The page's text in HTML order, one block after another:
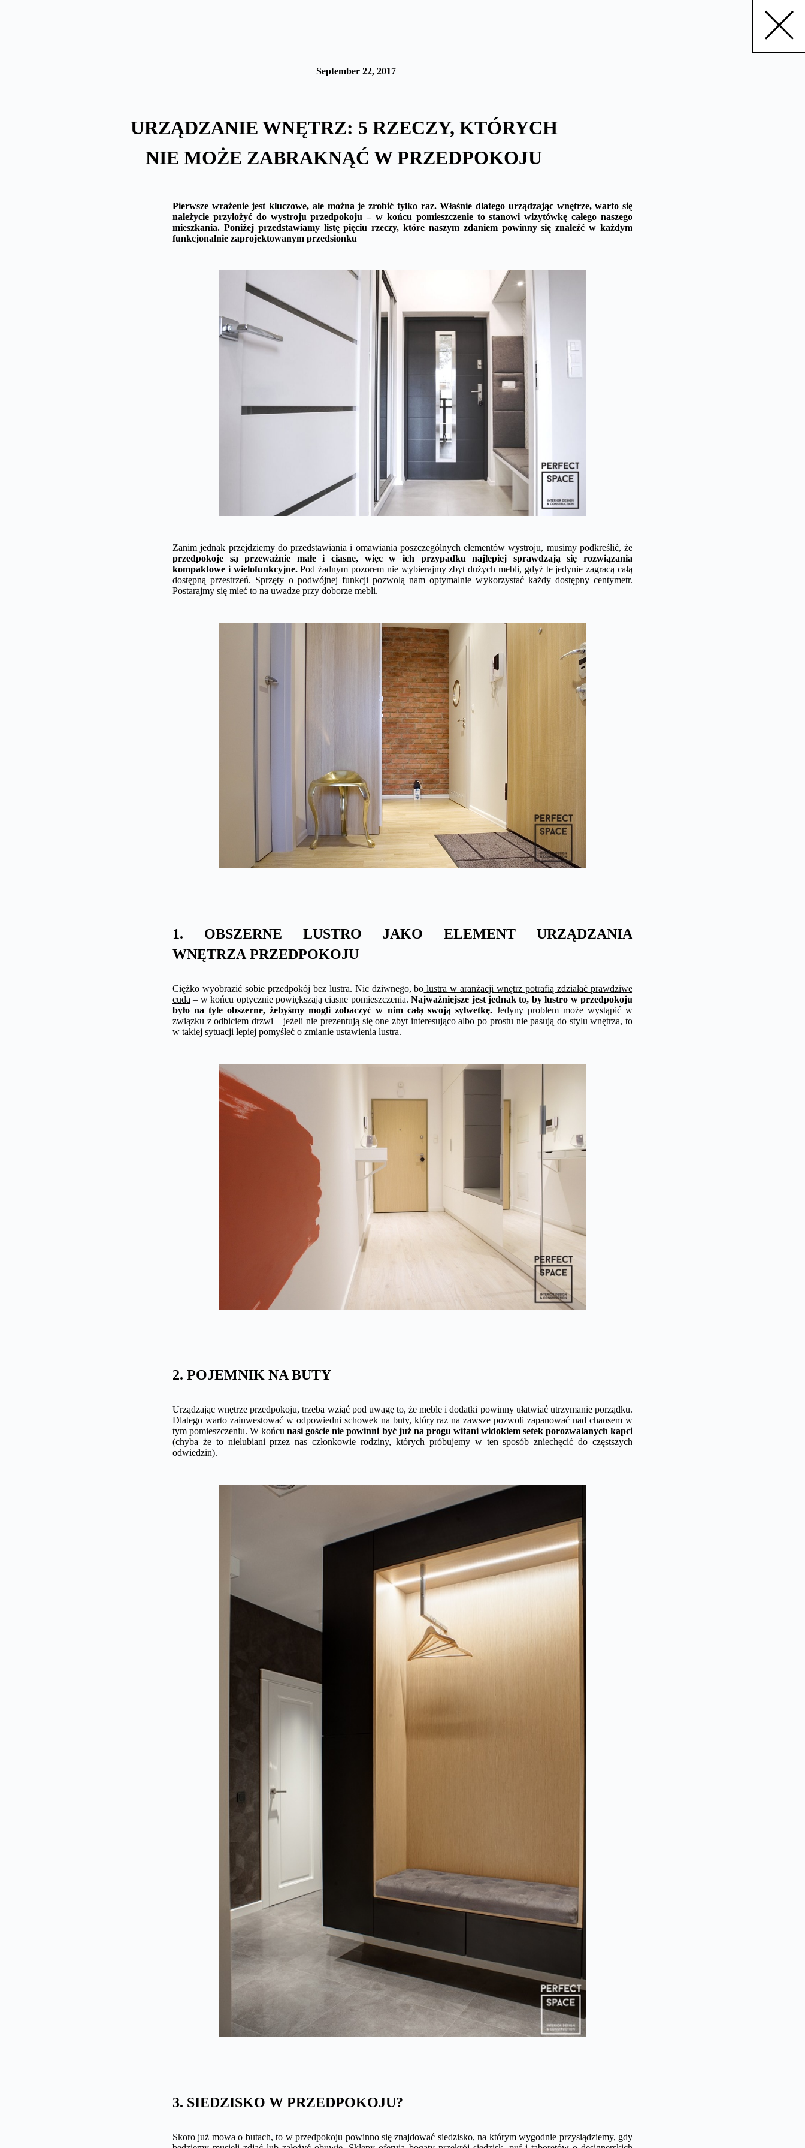
September 22, 2017
URZĄDZANIE WNĘTRZ: 5 RZECZY, KTÓRYCH
NIE MOŻE ZABRAKNĄĆ W PRZEDPOKOJU
Pierwsze wrażenie jest kluczowe, ale można je zrobić tylko raz. Właśnie dlatego urządzając wnętrze, warto się
należycie przyłożyć do wystroju przedpokoju – w końcu pomieszczenie to stanowi wizytówkę całego naszego
mieszkania. Poniżej przedstawiamy listę pięciu rzeczy, które naszym zdaniem powinny się znaleźć w każdym
funkcjonalnie zaprojektowanym przedsionku
Zanim jednak przejdziemy do przedstawiania i omawiania poszczególnych elementów wystroju, musimy podkreślić, że
przedpokoje są przeważnie małe i ciasne, więc w ich przypadku najlepiej sprawdzają się rozwiązania
kompaktowe i wielofunkcyjne.Pod żadnym pozorem nie wybierajmy zbyt dużych mebli, gdyż te jedynie zagracą całą
dostępną przestrzeń. Sprzęty o podwójnej funkcji pozwolą nam optymalnie wykorzystać każdy dostępny centymetr.
Postarajmy się mieć to na uwadze przy doborze mebli.
1. OBSZERNE LUSTRO JAKO ELEMENT URZĄDZANIA
WNĘTRZA PRZEDPOKOJU
Ciężko wyobrazić sobie przedpokój bez lustra. Nic dziwnego, bo lustra w aranżacji wnętrz potrafią zdziałać prawdziwe
cuda – w końcu optycznie powiększają ciasne pomieszczenia.Najważniejsze jest jednak to, by lustro w przedpokoju
było na tyle obszerne, żebyśmy mogli zobaczyć w nim całą swoją sylwetkę.Jedyny problem może wystąpić w
związku z odbiciem drzwi – jeżeli nie prezentują się one zbyt interesująco albo po prostu nie pasują do stylu wnętrza, to
w takiej sytuacji lepiej pomyśleć o zmianie ustawienia lustra.
2. POJEMNIK NA BUTY
Urządzając wnętrze przedpokoju, trzeba wziąć pod uwagę to, że meble i dodatki powinny ułatwiać utrzymanie porządku.
Dlatego warto zainwestować w odpowiedni schowek na buty, który raz na zawsze pozwoli zapanować nad chaosem w
tym pomieszczeniu. W końcunasi goście nie powinni być już na progu witani widokiem setek porozwalanych kapci
(chyba że to nielubiani przez nas członkowie rodziny, których próbujemy w ten sposób zniechęcić do częstszych
odwiedzin).
3. SIEDZISKO W PRZEDPOKOJU?
Skoro już mowa o butach, to w przedpokoju powinno się znajdować siedzisko, na którym wygodnie przysiądziemy, gdy